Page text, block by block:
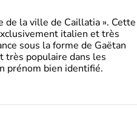
de la ville de Caillatia ». Cette
italien et très
sous la forme de Gaëtan
très populaire dans les
prénom bien identifié.